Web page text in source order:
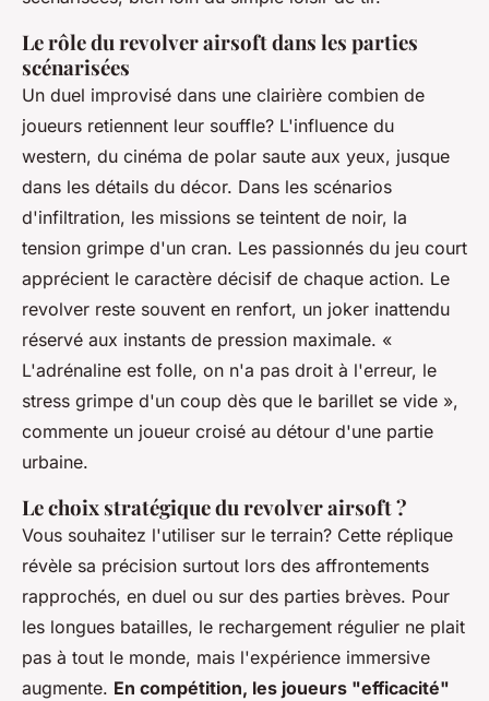
Le rôle du revolver airsoft dans les parties
scénarisées
Un duel improvisé dans une clairière combien de
joueurs retiennent leur souffle? L'influence du
western, du cinéma de polar saute aux yeux, jusque
dans les détails du décor. Dans les scénarios
d'infiltration, les missions se teintent de noir, la
tension grimpe d'un cran. Les passionnés du jeu court
apprécient le caractère décisif de chaque action. Le
revolver reste souvent en renfort, un joker inattendu
réservé aux instants de pression maximale. «
L'adrénaline est folle, on n'a pas droit à l'erreur, le
stress grimpe d'un coup dès que le barillet se vide »,
commente un joueur croisé au détour d'une partie
urbaine.
Le choix stratégique du revolver airsoft ?
Vous souhaitez l'utiliser sur le terrain? Cette réplique
révèle sa précision surtout lors des affrontements
rapprochés, en duel ou sur des parties brèves. Pour
les longues batailles, le rechargement régulier ne plait
pas à tout le monde, mais l'expérience immersive
augmente. En compétition, les joueurs "efficacité"